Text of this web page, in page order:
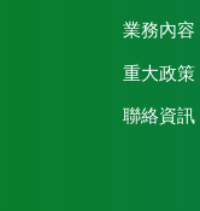
業務內容
重大政策
聯絡資訊